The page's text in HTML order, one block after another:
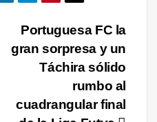
Portuguesa FC la
gran sorpresa y un
Táchira sólido
rumbo al
cuadrangular final